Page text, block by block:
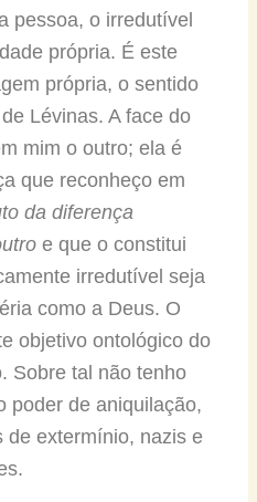
pessoa, o irredutível
própria. É este
própria, o sentido
Lévinas. A face do
mim o outro; ela é
que reconheço em
da diferença
e que o constitui
irredutível seja
como a Deus. O
objetivo ontológico do
Sobre tal não tenho
poder de aniquilação,
de extermínio, nazis e